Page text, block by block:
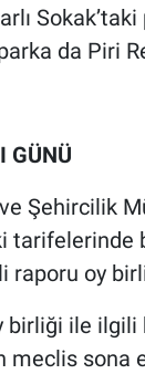
da Piri
GÜNÜ
Şehircilik
tarifelerinde
raporu oy
ile
meclis